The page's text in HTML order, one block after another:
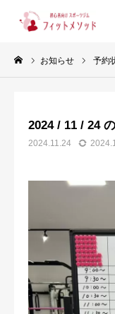
お知らせ 予約
2024 / 11 / 24
2024.11.24
当ジムについて
お客様の声
店舗情報